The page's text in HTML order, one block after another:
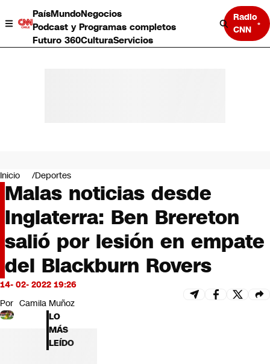
PaísMundoNegocios
Podcast y Programas completos
Futuro 360CulturaServicios
Radio
CNN
Negocios
Deportes
Programas completos
Cultura
Servicios
Bits
CNN tiempo
Futuro 360
Inicio Deportes
Malas noticias desde
Inglaterra: Ben Brereton
salió por lesión en empate
del Blackburn Rovers
14- 02- 2022 19:26
Por Camila Muñoz
LO
MÁS
LEÍDO